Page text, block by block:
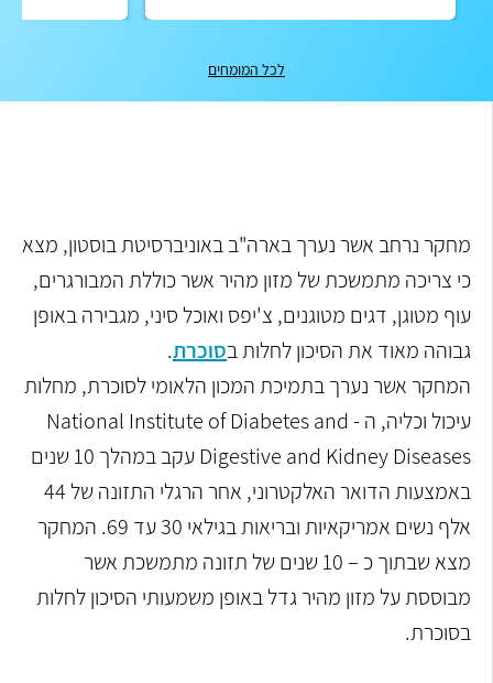
לכל המומחים
מחקר נרחב אשר נערך בארה"ב באוניברסיטת בוסטון, מצא
כי צריכה מתמשכת של מזון מהיר אשר כוללת המבורגרים,
עוף מטוגן, דגים מטוגנים, צ'יפס ואוכל סיני, מגבירה באופן
גבוהה מאוד את הסיכון לחלות בסוכרת.
המחקר אשר נערך בתמיכת המכון הלאומי לסוכרת, מחלות
עיכול וכליה, ה - National Institute of Diabetes and
Digestive and Kidney Diseases עקב במהלך 10 שנים
באמצעות הדואר האלקטרוני, אחר הרגלי התזונה של 44
אלף נשים אמריקאיות ובריאות בגילאי 30 עד 69. המחקר
מצא שבתוך כ – 10 שנים של תזונה מתמשכת אשר
מבוססת על מזון מהיר גדל באופן משמעותי הסיכון לחלות
בסוכרת.